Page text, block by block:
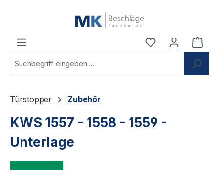
Du hast 0
Türstopper Zubehör
KWS 1557 - 1558 - 1559 -
Unterlage